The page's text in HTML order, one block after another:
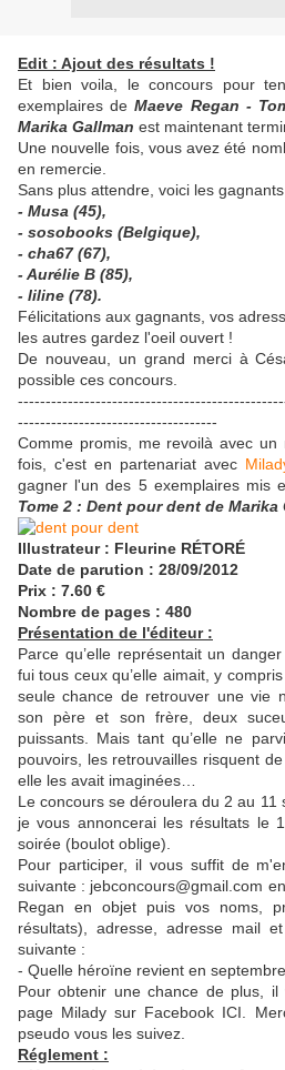
Edit : Ajout des résultats !
Et bien voila, le concours pour
exemplaires deMaeve Regan -
Marika Gallman est maintenant
Une nouvelle fois, vous avez été
en remercie.
Sans plus attendre, voici les
- Musa (45),
- sosobooks (Belgique),
- cha67 (67),
- Aurélie B (85),
- liline (78).
Félicitations aux gagnants, vos
les autres gardez l'oeil ouvert !
De nouveau, un grand merci à
possible ces concours.
------------------------------------
Comme promis, me revoilà avec un
fois, c'est en partenariat avec
gagner l'un des 5 exemplaires mis
Tome 2 : Dent pour dent de Marika
Illustrateur : Fleurine RÉTORÉ
Date de parution : 28/09/2012
Prix : 7.60 €
Nombre de pages : 480
Présentation de l'éditeur :
Parce qu’elle représentait un
fui tous ceux qu’elle aimait, y
seule chance de retrouver une vie
son père et son frère, deux
puissants. Mais tant qu’elle ne
pouvoirs, les retrouvailles risquent
elle les avait imaginées…
Le concours se déroulera du 2 au
je vous annoncerai les résultats le
soirée (boulot oblige).
Pour participer, il vous suffit de
suivante : jebconcours@gmail.com
Regan en objet puis vos noms,
résultats), adresse, adresse mail
suivante :
- Quelle héroïne revient en
Pour obtenir une chance de plus,
page Milady sur Facebook ICI.
pseudo vous les suivez.
Réglement :